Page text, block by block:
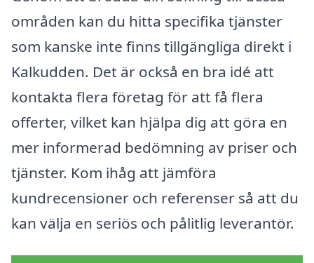
områden kan du hitta specifika tjänster
som kanske inte finns tillgängliga direkt i
Kalkudden. Det är också en bra idé att
kontakta flera företag för att få flera
offerter, vilket kan hjälpa dig att göra en
mer informerad bedömning av priser och
tjänster. Kom ihåg att jämföra
kundrecensioner och referenser så att du
kan välja en seriös och pålitlig leverantör.